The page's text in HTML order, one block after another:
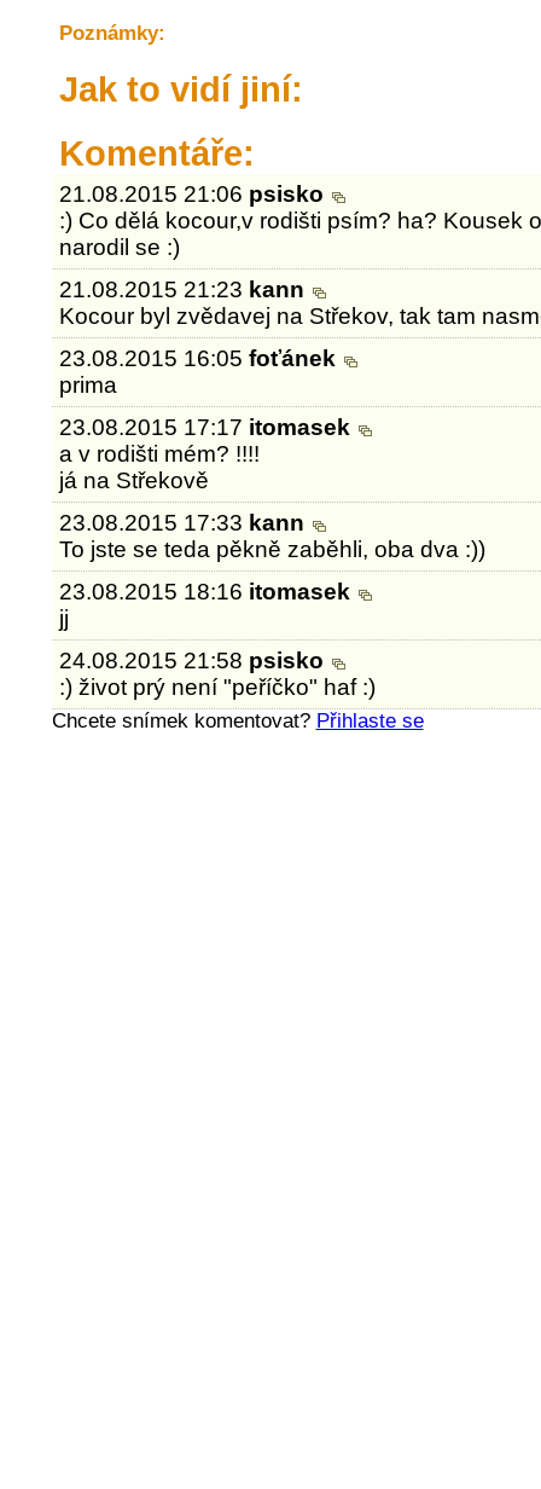
Poznámky:
Jak to vidí jiní:
Komentáře:
21.08.2015 21:06 psisko
:) Co dělá kocour,v rodišti psím? ha? Kousek
narodil se :)
21.08.2015 21:23 kann
Kocour byl zvědavej na Střekov, tak tam
23.08.2015 16:05foťánek
prima
23.08.2015 17:17 itomasek
a v rodišti mém? !!!!
já na Střekově
23.08.2015 17:33 kann
To jste se teda pěkně zaběhli, oba dva :))
23.08.2015 18:16 itomasek
jj
24.08.2015 21:58 psisko
:) život prý není "peříčko" haf :)
Chcete snímek komentovat? Přihlaste se